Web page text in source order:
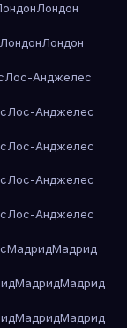
Лондон
ЛондонЛондон
Лос-Анджелес
Лос-Анджелес
Лос-Анджелес
Лос-Анджелес
Лос-Анджелес
МадридМадрид
МадридМадрид
МадридМадрид